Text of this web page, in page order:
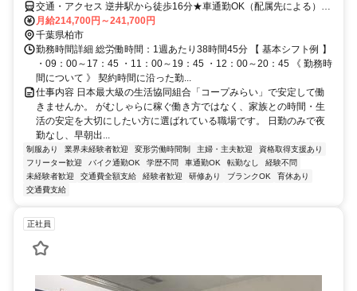
交通・アクセス 逆井駅から徒歩16分★車通勤OK（配属先による）※
配属先は、入職時期や各センターの人員状況を踏まえ、本人の希望を
考慮した上で、募集場所を含む通勤可能な範囲のセンターから決定し
ます。
月給214,700円～241,700円
千葉県柏市
勤務時間詳細 総労働時間：1週あたり38時間45分 【 基本シフト例 】
・09：00～17：45 ・11：00～19：45 ・12：00～20：45 《 勤務時
間について 》 契約時間に沿った勤...
仕事内容 日本最大級の生活協同組合「コープみらい」で安定して働
きませんか。 がむしゃらに稼ぐ働き方ではなく、家族との時間・生
活の安定を大切にしたい方に選ばれている職場です。 日勤のみで夜
勤なし、早朝出...
制服あり 業界未経験者歓迎 変形労働時間制 主婦・主夫歓迎
資格取得支援あり
フリーター歓迎
バイク通勤OK 学歴不問 車通勤OK 転勤なし
経験不問
未経験者歓迎
交通費全額支給 経験者歓迎 研修あり ブランクOK
育休あり
交通費支給
正社員